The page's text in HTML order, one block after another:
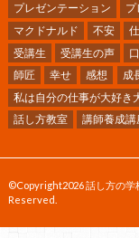
プレゼンテーション
プ
マクドナルド
不安
受講生
受講生の声
師匠
幸せ 感想 成
私は自分の仕事が大好き
話し方教室
講師養成講
©Copyright2026話し方の学
Reserved.